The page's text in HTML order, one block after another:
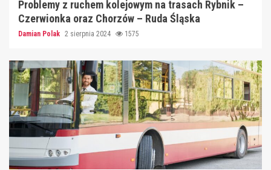
Problemy z ruchem kolejowym na trasach Rybnik –
Czerwionka oraz Chorzów – Ruda Śląska
Damian Polak 2 sierpnia 2024 1575